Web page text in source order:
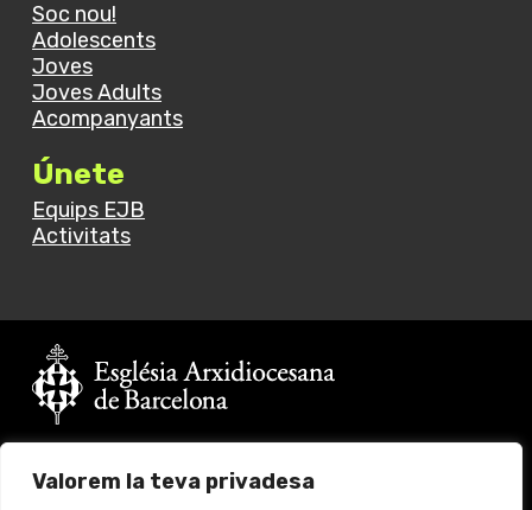
Valorem la teva privadesa
Soc nou!
Adolescents
Joves
Joves Adults
Acompanyants
Únete
Equips EJB
Activitats
Fes clickaquíper més informació